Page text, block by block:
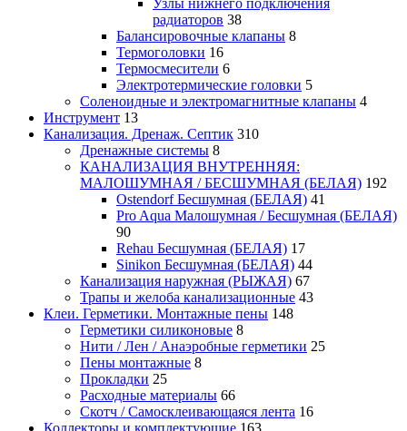
радиаторов 38
Балансировочные клапаны 8
Термоголовки 16
Термосмесители 6
Электротермические головки 5
Соленоидные и электромагнитные клапаны 4
Инструмент 13
Канализация. Дренаж. Септик 310
Дренажные системы 8
КАНАЛИЗАЦИЯ ВНУТРЕННЯЯ:
МАЛОШУМНАЯ / БЕСШУМНАЯ (БЕЛАЯ) 192
Ostendorf Бесшумная (БЕЛАЯ) 41
Pro Aqua Малошумная / Бесшумная (БЕЛАЯ)
90
Rehau Бесшумная (БЕЛАЯ) 17
Sinikon Бесшумная (БЕЛАЯ) 44
Канализация наружная (РЫЖАЯ) 67
Трапы и желоба канализационные 43
Клеи. Герметики. Монтажные пены 148
Герметики силиконовые 8
Нити / Лен / Анаэробные герметики 25
Пены монтажные 8
Прокладки 25
Расходные материалы 66
Скотч / Самосклеивающаяся лента 16
Коллекторы и комплектующие 163